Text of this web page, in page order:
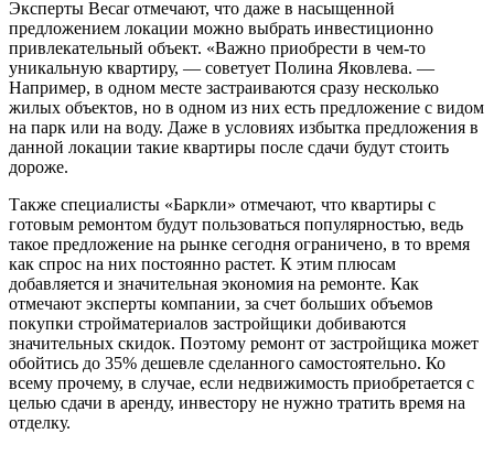
Эксперты Becar отмечают, что даже в насыщенной
предложением локации можно выбрать инвестиционно
привлекательный объект. «Важно приобрести в чем-то
уникальную квартиру, — советует Полина Яковлева. —
Например, в одном месте застраиваются сразу несколько
жилых объектов, но в одном из них есть предложение с видом
на парк или на воду. Даже в условиях избытка предложения в
данной локации такие квартиры после сдачи будут стоить
дороже.
Также специалисты «Баркли» отмечают, что квартиры с
готовым ремонтом будут пользоваться популярностью, ведь
такое предложение на рынке сегодня ограничено, в то время
как спрос на них постоянно растет. К этим плюсам
добавляется и значительная экономия на ремонте. Как
отмечают эксперты компании, за счет больших объемов
покупки стройматериалов застройщики добиваются
значительных скидок. Поэтому ремонт от застройщика может
обойтись до 35% дешевле сделанного самостоятельно. Ко
всему прочему, в случае, если недвижимость приобретается с
целью сдачи в аренду, инвестору не нужно тратить время на
отделку.